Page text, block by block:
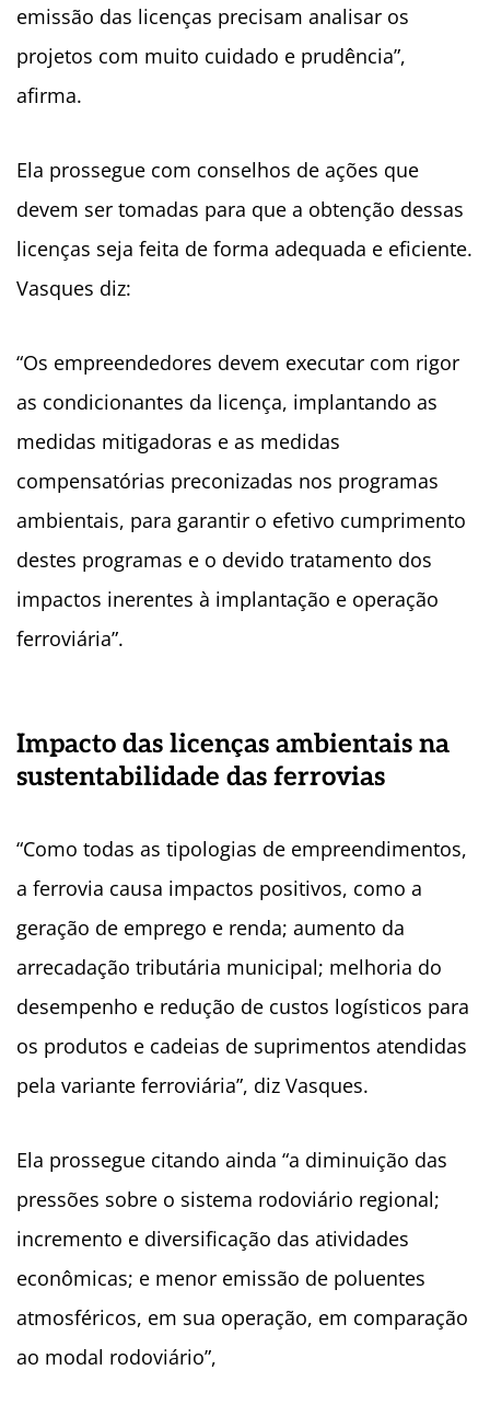
emissão das licenças precisam analisar os
projetos com muito cuidado e prudência”,
afirma.
Ela prossegue com conselhos de ações que
devem ser tomadas para que a obtenção dessas
licenças seja feita de forma adequada e eficiente.
Vasques diz:
“Os empreendedores devem executar com rigor
as condicionantes da licença, implantando as
medidas mitigadoras e as medidas
compensatórias preconizadas nos programas
ambientais, para garantir o efetivo cumprimento
destes programas e o devido tratamento dos
impactos inerentes à implantação e operação
ferroviária”.
Impacto das licenças ambientais na
sustentabilidade das ferrovias
“Como todas as tipologias de empreendimentos,
a ferrovia causa impactos positivos, como a
geração de emprego e renda; aumento da
arrecadação tributária municipal; melhoria do
desempenho e redução de custos logísticos para
os produtos e cadeias de suprimentos atendidas
pela variante ferroviária”, diz Vasques.
Ela prossegue citando ainda “a diminuição das
pressões sobre o sistema rodoviário regional;
incremento e diversificação das atividades
econômicas; e menor emissão de poluentes
atmosféricos, em sua operação, em comparação
ao modal rodoviário”,